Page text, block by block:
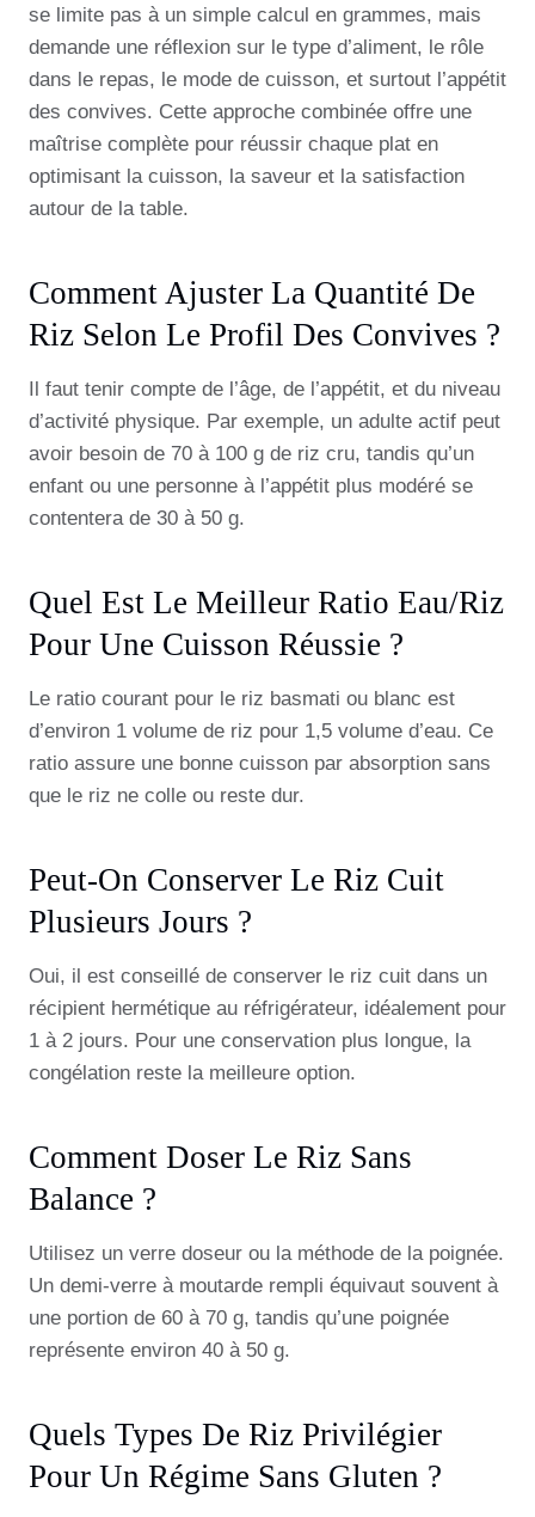
se limite pas à un simple calcul en grammes, mais
demande une réflexion sur le type d’aliment, le rôle
dans le repas, le mode de cuisson, et surtout l’appétit
des convives. Cette approche combinée offre une
maîtrise complète pour réussir chaque plat en
optimisant la cuisson, la saveur et la satisfaction
autour de la table.
Comment Ajuster La Quantité De
Riz Selon Le Profil Des Convives ?
Il faut tenir compte de l’âge, de l’appétit, et du niveau
d’activité physique. Par exemple, un adulte actif peut
avoir besoin de 70 à 100 g de riz cru, tandis qu’un
enfant ou une personne à l’appétit plus modéré se
contentera de 30 à 50 g.
Quel Est Le Meilleur Ratio Eau/riz
Pour Une Cuisson Réussie ?
Le ratio courant pour le riz basmati ou blanc est
d’environ 1 volume de riz pour 1,5 volume d’eau. Ce
ratio assure une bonne cuisson par absorption sans
que le riz ne colle ou reste dur.
Peut-On Conserver Le Riz Cuit
Plusieurs Jours ?
Oui, il est conseillé de conserver le riz cuit dans un
récipient hermétique au réfrigérateur, idéalement pour
1 à 2 jours. Pour une conservation plus longue, la
congélation reste la meilleure option.
Comment Doser Le Riz Sans
Balance ?
Utilisez un verre doseur ou la méthode de la poignée.
Un demi-verre à moutarde rempli équivaut souvent à
une portion de 60 à 70 g, tandis qu’une poignée
représente environ 40 à 50 g.
Quels Types De Riz Privilégier
Pour Un Régime Sans Gluten ?